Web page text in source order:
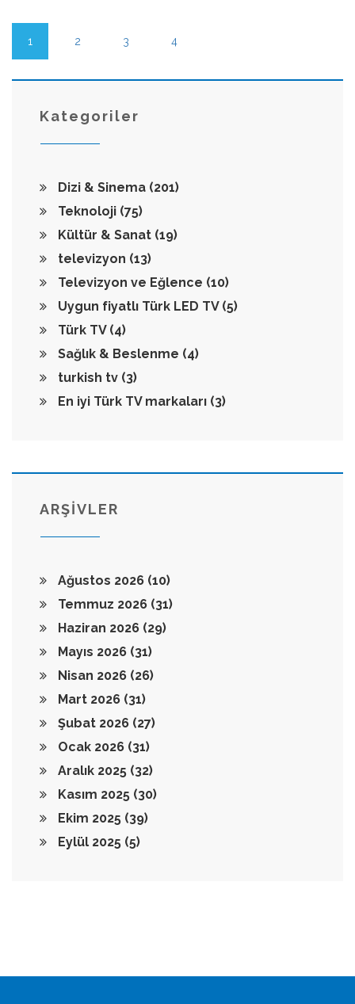
1 2 3 4
Kategoriler
Dizi & Sinema (201)
Teknoloji (75)
Kültür & Sanat (19)
televizyon (13)
Televizyon ve Eğlence (10)
Uygun fiyatlı Türk LED TV (5)
Türk TV (4)
Sağlık & Beslenme (4)
turkish tv (3)
En iyi Türk TV markaları (3)
ARŞİVLER
Ağustos 2026 (10)
Temmuz 2026 (31)
Haziran 2026 (29)
Mayıs 2026 (31)
Nisan 2026 (26)
Mart 2026 (31)
Şubat 2026 (27)
Ocak 2026 (31)
Aralık 2025 (32)
Kasım 2025 (30)
Ekim 2025 (39)
Eylül 2025 (5)